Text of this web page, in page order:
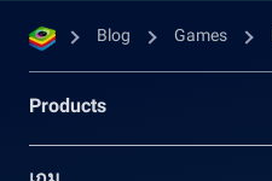
Blog Games
Products